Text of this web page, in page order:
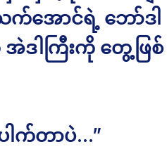
အောင်ရဲ့ ဘော်ဒါ
ဒါကြီးကို တွေ့ဖြစ်
ါက်တာပဲ…”